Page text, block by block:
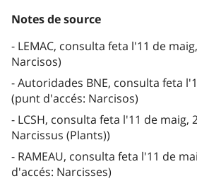
Notes de source
LEMAC, consulta feta l'11 de
Narcisos)
Autoridades BNE, consulta feta
(punt d'accés: Narcisos)
LCSH, consulta feta l'11 de maig,
Narcissus (Plants))
RAMEAU, consulta feta l'11 de
d'accés: Narcisses)